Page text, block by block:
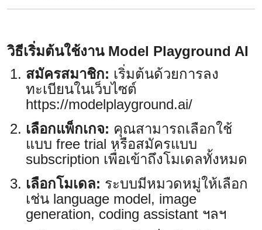
วิธีเริ่มต้นใช้งาน Model Playground AI
สมัครสมาชิก: เริ่มต้นด้วยการลง
ทะเบียนในเว็บไซต์
https://modelplayground.ai/
เลือกแพ็กเกจ: คุณสามารถเลือกใช้
แบบ free trial หรือสมัครแบบ
subscription เพื่อเข้าถึงโมเดลทั้งหมด
เลือกโมเดล: ระบบมีหมวดหมู่ให้เลือก
เช่น language model, image
generation, coding assistant ฯลฯ